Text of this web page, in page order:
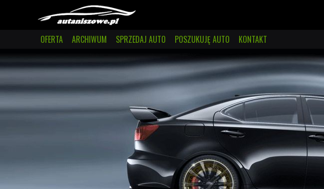
OFERTA ARCHIWUM SPRZEDAJ AUTO POSZUKUJĘ AUTO KONTAKT